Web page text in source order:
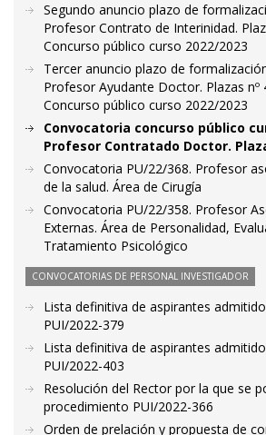
Segundo anuncio plazo de
Profesor Contrato de Interinidad.
Concurso público curso 2022/2023
Tercer anuncio plazo de
Profesor Ayudante Doctor. Plazas nº
Concurso público curso 2022/2023
Convocatoria concurso público
Profesor Contratado Doctor.
Convocatoria PU/22/368. Profesor
de la salud. Área de Cirugía
Convocatoria PU/22/358. Profesor
Externas. Área de Personalidad,
Tratamiento Psicológico
CONVOCATORIAS DE PERSONAL INVESTIGADOR
Lista definitiva de aspirantes
PUI/2022-379
Lista definitiva de aspirantes
PUI/2022-403
Resolución del Rector por la que se
procedimiento PUI/2022-366
Orden de prelación y propuesta de